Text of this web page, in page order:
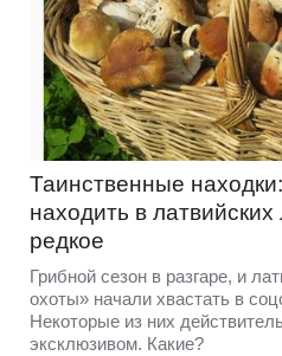
Таинственные
находить в
редкое
Грибной сезон в разгаре, и
охоты» начали хвастать в
Некоторые из них
эксклюзивом. Какие?